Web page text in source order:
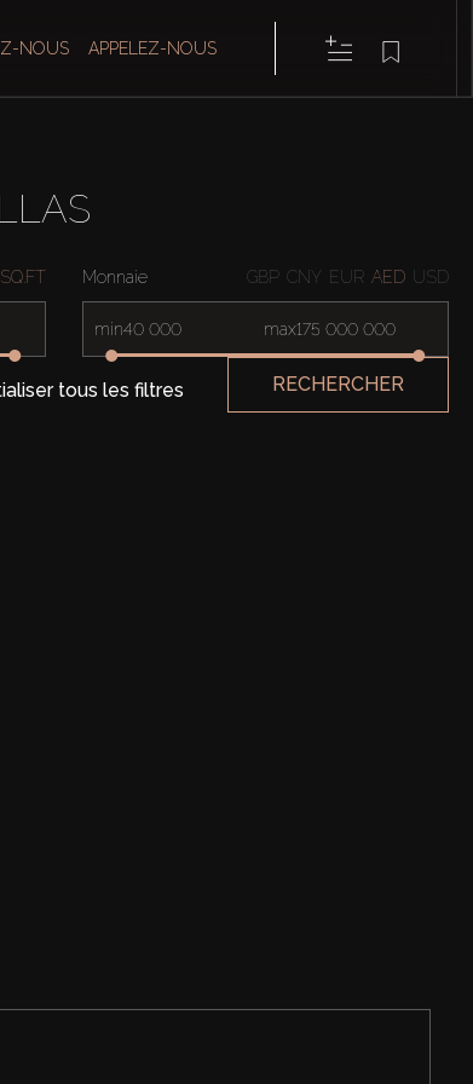
NOUS APPELEZ-NOUS
SQ.FT Monnaie GBP CNY EUR AED USD
min max
tous les filtres RECHERCHER